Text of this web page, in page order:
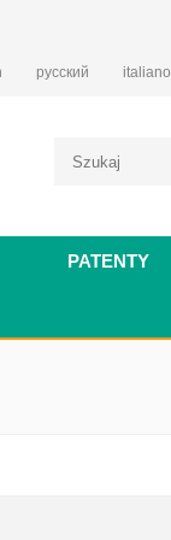
русский italiano
PATENTY